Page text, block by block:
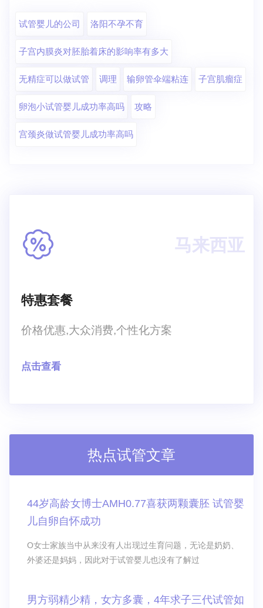
试管婴儿的公司 洛阳不孕不育
子宫内膜炎对胚胎着床的影响率有多大
无精症可以做试管 调理 输卵管伞端粘连 子宫肌瘤症
卵泡小试管婴儿成功率高吗 攻略
宫颈炎做试管婴儿成功率高吗
马来西亚
特惠套餐
价格优惠,大众消费,个性化方案
点击查看
热点试管文章
44岁高龄女博士AMH0.77喜获两颗囊胚 试管婴
儿自卵自怀成功
O女士家族当中从来没有人出现过生育问题，无论是奶奶、
外婆还是妈妈，因此对于试管婴儿也没有了解过
男方弱精少精，女方多囊，4年求子三代试管如